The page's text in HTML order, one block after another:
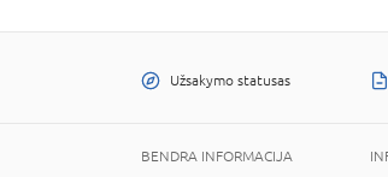
Užsakymo statusas
BENDRA INFORMACIJA